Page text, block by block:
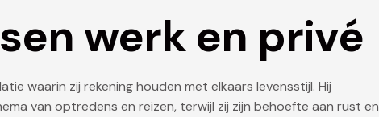
werk en privé
waarin zij rekening houden met elkaars levensstijl. Hij
van optredens en reizen, terwijl zij zijn behoefte aan rust en